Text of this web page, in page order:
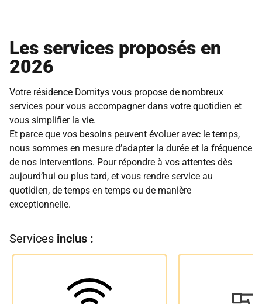
Les services proposés en
2026
Votre résidence Domitys vous propose de nombreux
services pour vous accompagner dans votre quotidien et
vous simplifier la vie.
Et parce que vos besoins peuvent évoluer avec le temps,
nous sommes en mesure d’adapter la durée et la fréquence
de nos interventions. Pour répondre à vos attentes dès
aujourd’hui ou plus tard, et vous rendre service au
quotidien, de temps en temps ou de manière
exceptionnelle.
Services inclus :